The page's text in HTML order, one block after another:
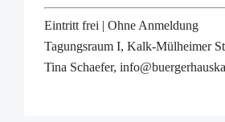
Eintritt frei | Ohne Anmeldung
Tagungsraum I, Kalk-Mülheimer
Tina Schaefer,